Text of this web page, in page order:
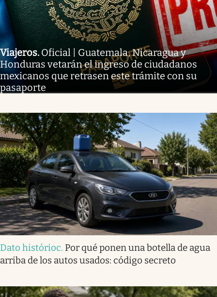
Viajeros. Oficial | Guatemala, Nicaragua y
Honduras vetarán el ingreso de ciudadanos
mexicanos que retrasen este trámite con su
pasaporte
Dato histórioc. Por qué ponen una botella de agua
arriba de los autos usados: código secreto